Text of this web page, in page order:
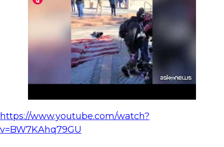
https://www.youtube.com/watch?
v=BW7KAhq79GU